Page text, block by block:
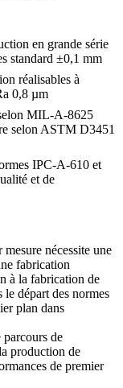
en grande série
standard ±0,1 mm
réalisables à
0,8 µm
MIL-A-8625
selon ASTM D3451
IPC-A-610 et
et de
nécessite une
fabrication
à la fabrication de
départ des normes
plan dans
de
production de
de premier